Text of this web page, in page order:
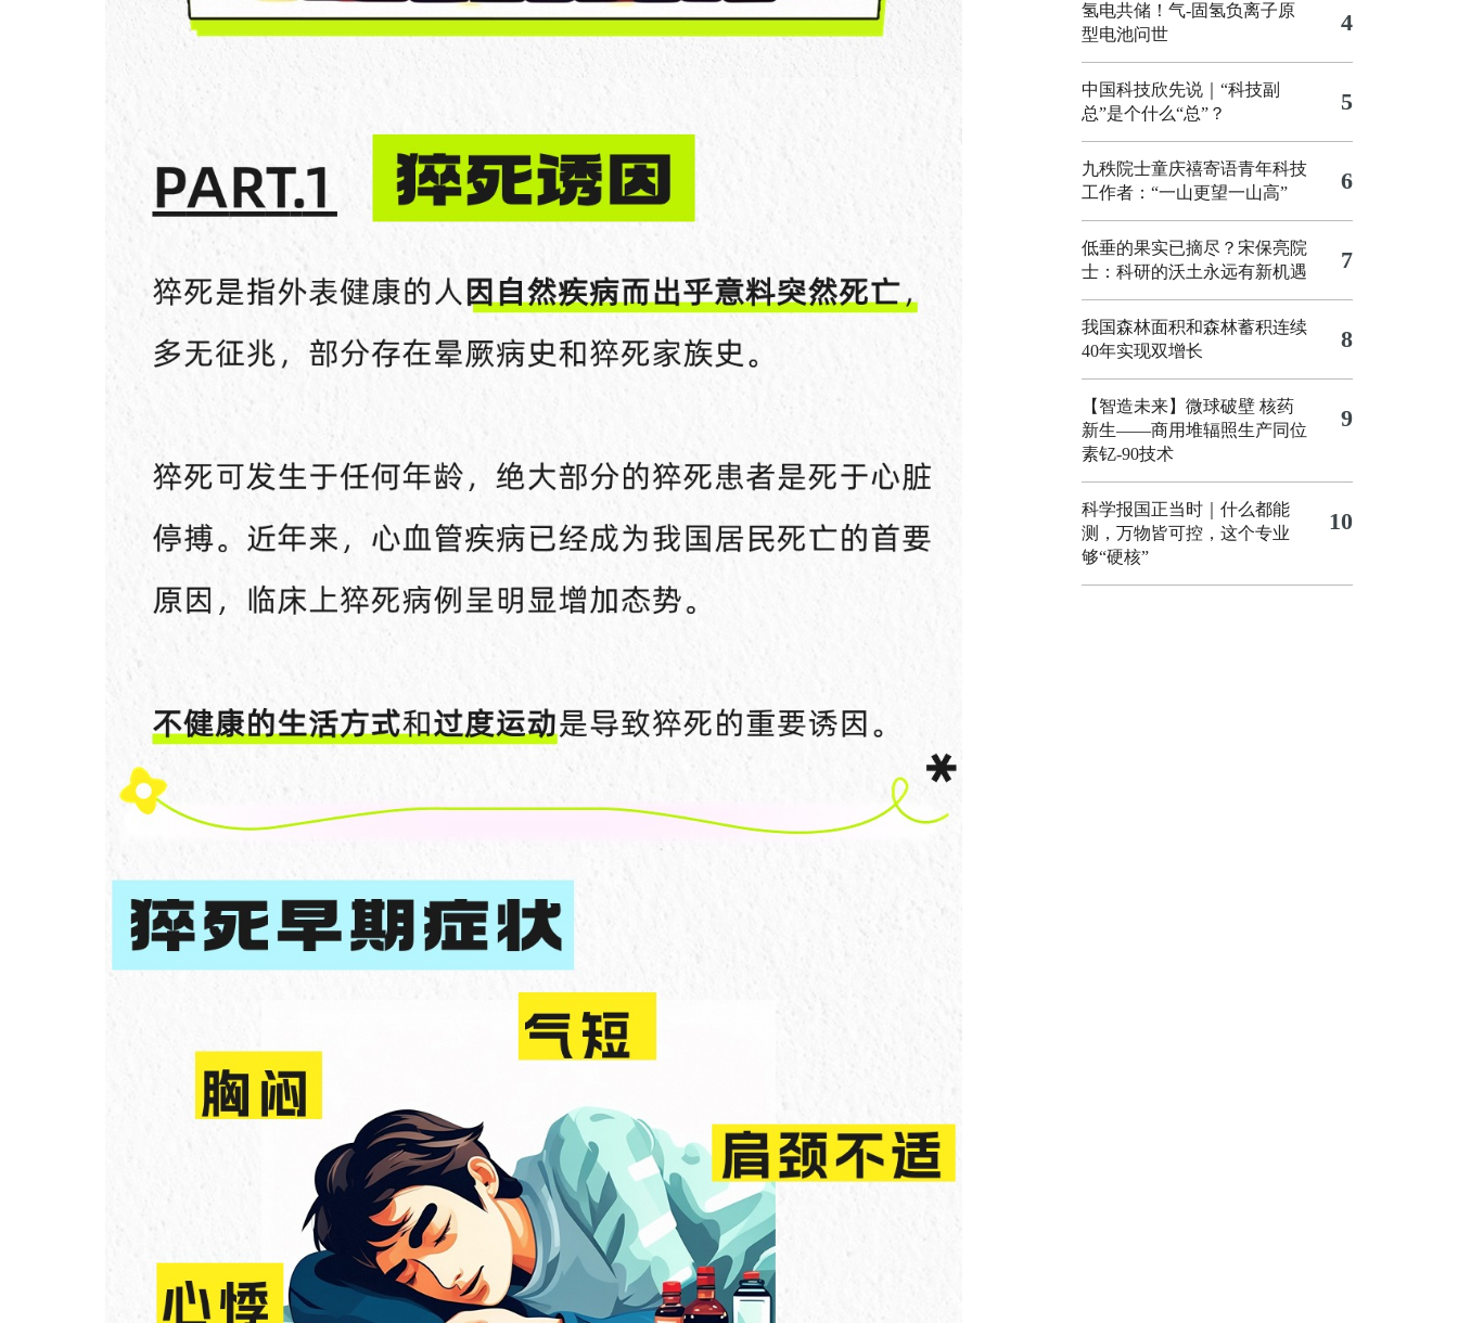
氢电共储！气-固氢负离子原
型电池问世
4
中国科技欣先说｜“科技副
总”是个什么“总”？
5
九秩院士童庆禧寄语青年科技
工作者：“一山更望一山高”
6
低垂的果实已摘尽？宋保亮院
士：科研的沃土永远有新机遇
7
我国森林面积和森林蓄积连续
40年实现双增长
8
【智造未来】微球破壁 核药
新生——商用堆辐照生产同位
素钇-90技术
9
科学报国正当时｜什么都能
测，万物皆可控，这个专业
够“硬核”
10